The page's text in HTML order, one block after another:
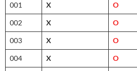
001 X O
002 X O
003 X O
004 X O